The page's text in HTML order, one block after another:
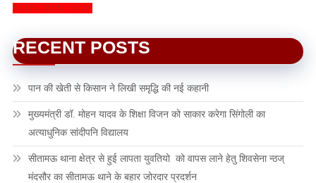
SUBSCRIBE NOW
RECENT POSTS
पान की खेती से किसान ने लिखी समृद्धि की नई कहानी
मुख्यमंत्री डॉ. मोहन यादव के शिक्षा विजन को साकार करेगा सिंगोली का
अत्याधुनिक सांदीपनि विद्यालय
सीतामऊ थाना क्षेत्र से हुई लापता युवतियो को वापस लाने हेतु शिवसेना न्ठज्
मंदसौर का सीतामऊ थाने के बहार जोरदार प्रदर्शन